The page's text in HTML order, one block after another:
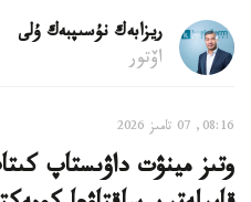
ريزابەك نۇسىپبەك ۇلى
اۆتور
08:16, 07 تامىز 2026
وتىز مينۋت داۋىستاپ